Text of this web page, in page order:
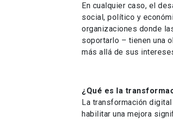
En cualquier caso, el
social, político y
organizaciones donde
soportarlo – tienen una
más allá de sus
¿Qué es la
La transformación
habilitar una mejora